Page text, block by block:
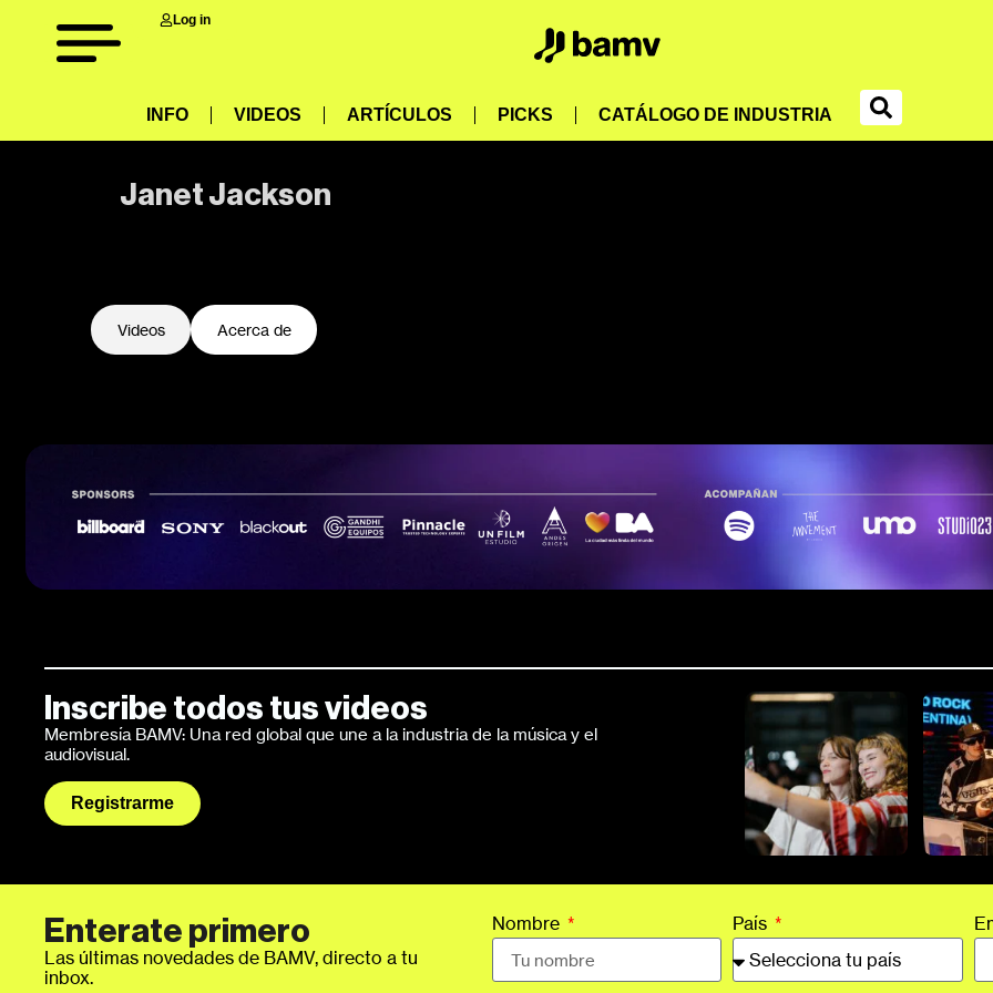
Log in
INFO VIDEOS ARTÍCULOS PICKS CATÁLOGO DE INDUSTRIA
Janet Jackson
Videos Acerca de
Inscribe todos tus videos
Membresía BAMV: Una red global que une a la industria de la música y el
audiovisual.
Registrarme
Enterate primero
Las últimas novedades de BAMV, directo a tu
inbox.
Nombre País